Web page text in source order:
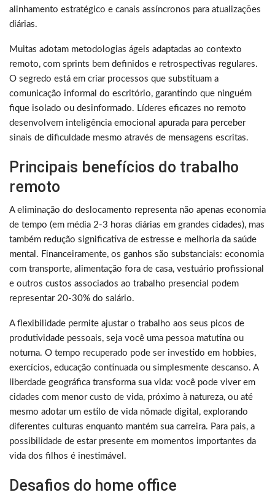
alinhamento estratégico e canais assíncronos para atualizações
diárias.
Muitas adotam metodologias ágeis adaptadas ao contexto
remoto, com sprints bem definidos e retrospectivas regulares.
O segredo está em criar processos que substituam a
comunicação informal do escritório, garantindo que ninguém
fique isolado ou desinformado. Líderes eficazes no remoto
desenvolvem inteligência emocional apurada para perceber
sinais de dificuldade mesmo através de mensagens escritas.
Principais benefícios do trabalho
remoto
A eliminação do deslocamento representa não apenas economia
de tempo (em média 2-3 horas diárias em grandes cidades), mas
também redução significativa de estresse e melhoria da saúde
mental. Financeiramente, os ganhos são substanciais: economia
com transporte, alimentação fora de casa, vestuário profissional
e outros custos associados ao trabalho presencial podem
representar 20-30% do salário.
A flexibilidade permite ajustar o trabalho aos seus picos de
produtividade pessoais, seja você uma pessoa matutina ou
noturna. O tempo recuperado pode ser investido em hobbies,
exercícios, educação continuada ou simplesmente descanso. A
liberdade geográfica transforma sua vida: você pode viver em
cidades com menor custo de vida, próximo à natureza, ou até
mesmo adotar um estilo de vida nômade digital, explorando
diferentes culturas enquanto mantém sua carreira. Para pais, a
possibilidade de estar presente em momentos importantes da
vida dos filhos é inestimável.
Desafios do home office